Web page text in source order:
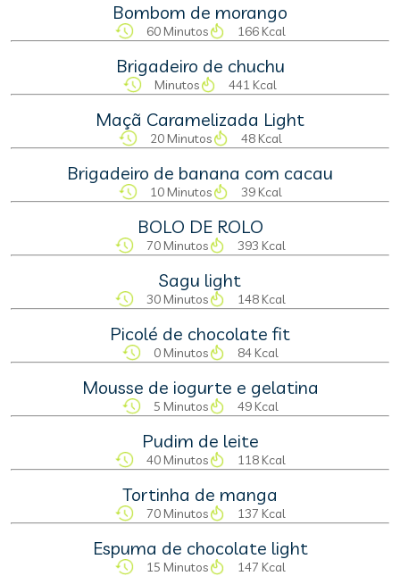
Bombom de morango
60 Minutos 166 Kcal
Brigadeiro de chuchu
Minutos 441 Kcal
Maçã Caramelizada Light
20 Minutos 48 Kcal
Brigadeiro de banana com cacau
10 Minutos 39 Kcal
BOLO DE ROLO
70 Minutos 393 Kcal
Sagu light
30 Minutos 148 Kcal
Picolé de chocolate fit
0 Minutos 84 Kcal
Mousse de iogurte e gelatina
5 Minutos 49 Kcal
Pudim de leite
40 Minutos 118 Kcal
Tortinha de manga
70 Minutos 137 Kcal
Espuma de chocolate light
15 Minutos 147 Kcal